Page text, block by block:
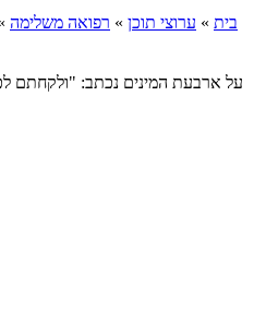
בית » ערוצי תוכן » רפואה משלימה
על ארבעת המינים נכתב: "ולקחתם